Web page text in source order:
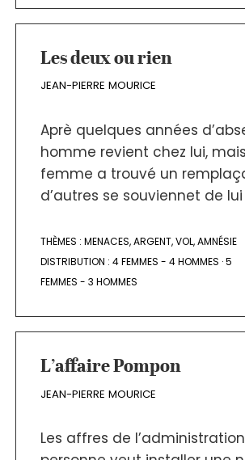
Les deux ou rien
JEAN-PIERRE MOURICE
Aprè quelques années
homme revient chez lui,
femme a trouvé un
d’autres se souviennet de lui
THÈMES : MENACES,ARGENT,VOL,AMNÉSIE
DISTRIBUTION : 4 FEMMES - 4 HOMMES ·5
FEMMES - 3 HOMMES
L’affaire Pompon
JEAN-PIERRE MOURICE
Les affres de